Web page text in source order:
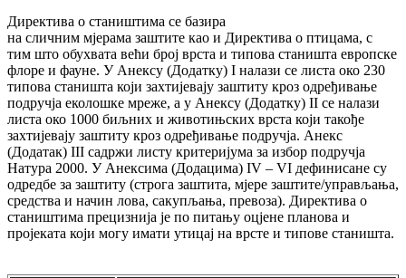
Директива о стаништима се базира
на сличним мјерама заштите као и Директива о птицама, с
тим што обухвата већи број врста и типова станишта европске
флоре и фауне. У Анексу (Додатку) I налази се листа око 230
типова станишта који захтијевају заштиту кроз одређивање
подручја еколошке мреже, а у Анексу (Додатку) II се налази
листа око 1000 биљних и животињских врста који такође
захтијевају заштиту кроз одређивање подручја. Анекс
(Додатак) III садржи листу критеријума за избор подручја
Натура 2000. У Анексима (Додацима) IV – VI дефинисане су
одредбе за заштиту (строга заштита, мјере заштите/управљања,
средства и начин лова, сакупљања, превоза). Директива о
стаништима прецизнија је по питању оцјене планова и
пројеката који могу имати утицај на врсте и типове станишта.